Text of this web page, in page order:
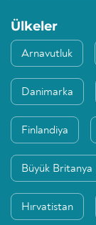
Ülkeler
Arnavutluk
Danimarka
Finlandiya
Büyük Britanya
Hırvatistan